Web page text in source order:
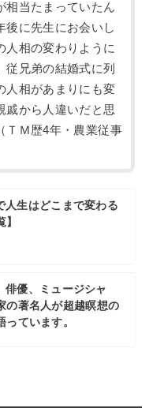
相当たまっていたん
後に先生にお会いし
人相の変わりように
従兄弟の結婚式に列
人相があまりにも変
戚から人違いだと思
ＴＭ歴4年・農業従事
人生はどこまで変わる
俳優、ミュージシャ
の著名人が超越瞑想の
ています。